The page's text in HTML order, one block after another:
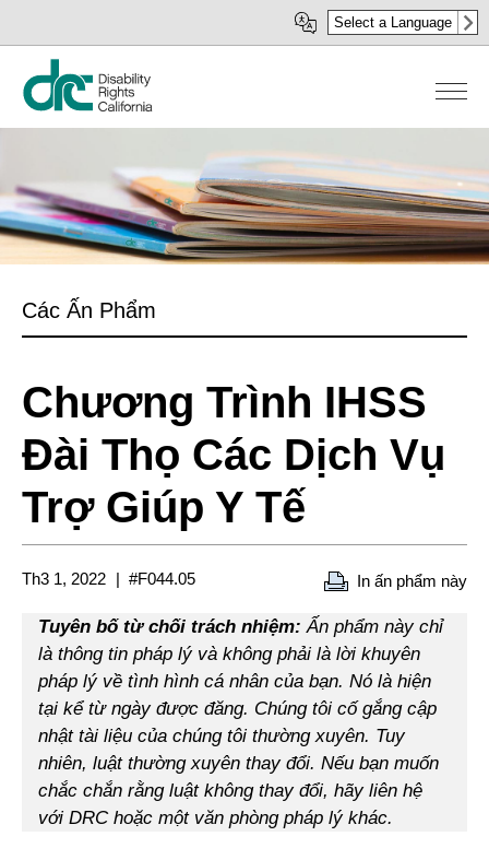
đến
dung
Select a Language
Các Ấn Phẩm
Chương Trình IHSS
Đài Thọ Các Dịch Vụ
Trợ Giúp Y Tế
Th3 1, 2022 #F044.05 In ấn phẩm này
Tuyên bố từ chối trách nhiệm: Ấn phẩm này chỉ
là thông tin pháp lý và không phải là lời khuyên
pháp lý về tình hình cá nhân của bạn. Nó là hiện
tại kể từ ngày được đăng. Chúng tôi cố gắng cập
nhật tài liệu của chúng tôi thường xuyên. Tuy
nhiên, luật thường xuyên thay đổi. Nếu bạn muốn
chắc chắn rằng luật không thay đổi, hãy liên hệ
với DRC hoặc một văn phòng pháp lý khác.